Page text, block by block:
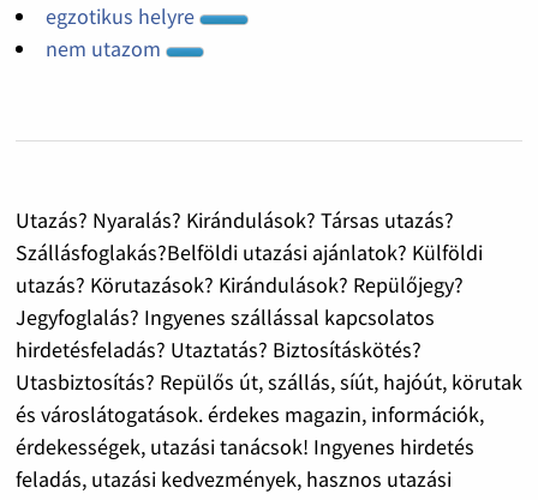
egzotikus helyre
nem utazom
Utazás? Nyaralás? Kirándulások? Társas utazás?
Szállásfoglakás?Belföldi utazási ajánlatok? Külföldi
utazás? Körutazások? Kirándulások? Repülőjegy?
Jegyfoglalás? Ingyenes szállással kapcsolatos
hirdetésfeladás? Utaztatás? Biztosításkötés?
Utasbiztosítás? Repülős út, szállás, síút, hajóút, körutak
és városlátogatások. érdekes magazin, információk,
érdekességek, utazási tanácsok! Ingyenes hirdetés
feladás, utazási kedvezmények, hasznos utazási